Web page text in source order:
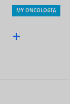
MY ONCOLOGIA
+